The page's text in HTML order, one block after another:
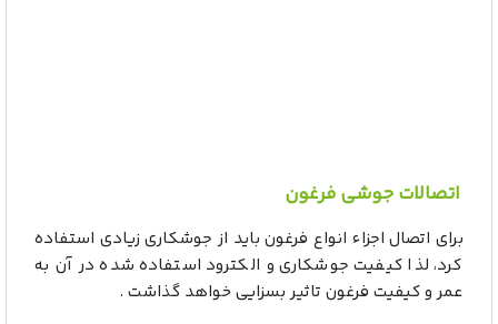
اتصالات جوشی فرغون
برای اتصال اجزاء انواع فرغون باید از جوشکاری زیادی استفاده
کرد، لذا کیفیت جوشکاری و الکترود استفاده شده در آن به
عمر و کیفیت فرغون تاثیر بسزایی خواهد گذاشت .